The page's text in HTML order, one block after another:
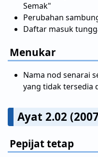
Semak"
Perubahan
Daftar masuk
Menukar
Nama nod senarai
yang tidak tersedia
Ayat 2.02
Pepijat tetap